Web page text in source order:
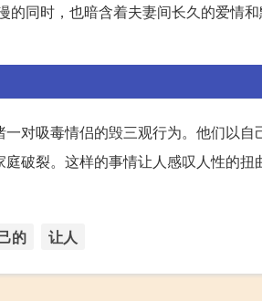
同时，也暗含着夫妻间长久的爱情
对吸毒情侣的毁三观行为。他们以自
破裂。这样的事情让人感叹人性的扭
的 让人